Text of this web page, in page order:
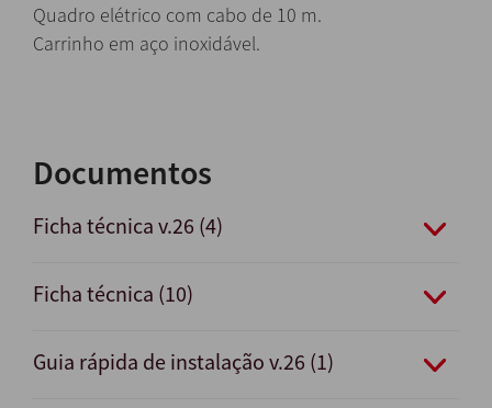
Quadro elétrico com cabo de 10 m.
Carrinho em aço inoxidável.
Documentos
Ficha técnica v.26 (4)
Ficha técnica (10)
Guia rápida de instalação v.26 (1)